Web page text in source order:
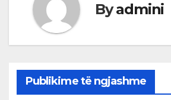
Byadmini
Publikime të ngjashme